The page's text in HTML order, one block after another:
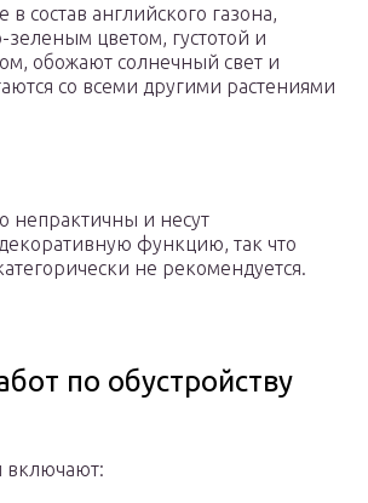
состав английского газона,
зеленым цветом, густотой и
обожают солнечный свет и
со всеми другими растениями
непрактичны и несут
функцию, так что
не рекомендуется.
по обустройству
включают: